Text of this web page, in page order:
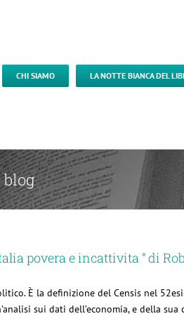
CHI SIAMO LA NOTTE BIANCA DEL
blog
povera e incattivita ” di
È la definizione del Censis nel
sui dati dell’economia, e della sua